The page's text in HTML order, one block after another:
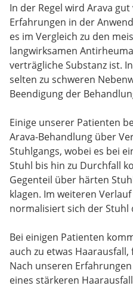
In der Regel wird Arava
Erfahrungen in der
es im Vergleich zu den
langwirksamen
verträgliche Substanz ist.
selten zu schweren
Beendigung der
Einige unserer Patienten
Arava-Behandlung über
Stuhlgangs, wobei es bei
Stuhl bis hin zu Durchfall
Gegenteil über härten
klagen. Im weiteren
normalisiert sich der Stuhl
Bei einigen Patienten
auch zu etwas
Nach unseren
eines stärkeren